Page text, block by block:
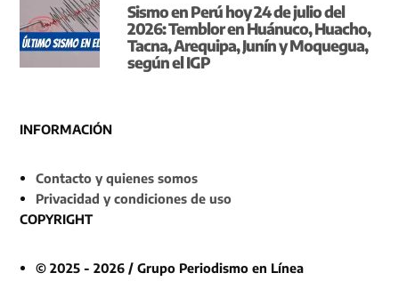
Sismo en Perú hoy 24 de julio del
2026: Temblor en Huánuco, Huacho,
Tacna, Arequipa, Junín y Moquegua,
según el IGP
INFORMACIÓN
Contacto y quienes somos
Privacidad y condiciones de uso
COPYRIGHT
© 2025 - 2026 / Grupo Periodismo en Línea